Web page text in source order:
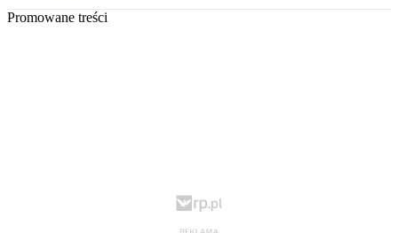
Promowane treści